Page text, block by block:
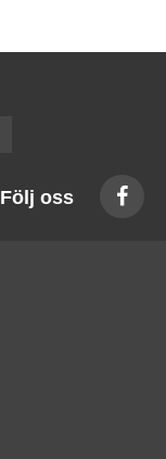
Följ oss